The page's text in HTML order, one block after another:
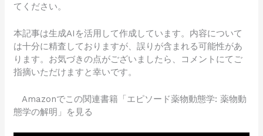
てください。
本記事は生成AIを活用して作成しています。内容について
は十分に精査しておりますが、誤りが含まれる可能性があ
ります。お気づきの点がございましたら、コメントにてご
指摘いただけますと幸いです。
Amazonでこの関連書籍「エピソード薬物動態学: 薬物動
態学の解明」を見る